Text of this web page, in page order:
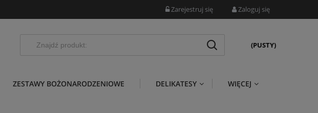
Zarejestruj się Zaloguj się
(PUSTY)
ZESTAWY BOŻONARODZENIOWE DELIKATESY WIĘCEJ